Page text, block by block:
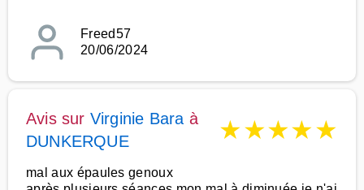
Freed57
20/06/2024
Avis sur Virginie Bara à
DUNKERQUE
★★★★★
mal aux épaules genoux